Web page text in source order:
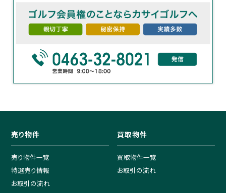
売り物件
売り物件一覧
特選売り情報
お取引の流れ
買取物件
買取物件一覧
お取引の流れ